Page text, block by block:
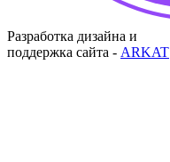
Разработка дизайна и
поддержка сайта - ARKAT